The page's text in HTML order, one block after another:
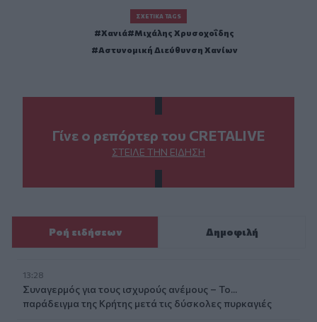
ΣΧΕΤΙΚΆ TAGS
Χανιά
Μιχάλης Χρυσοχοΐδης
Αστυνομική Διεύθυνση Χανίων
Γίνε ο ρεπόρτερ του CRETALIVE
ΣΤΕΊΛΕ ΤΗΝ ΕΊΔΗΣΗ
Ροή ειδήσεων Δημοφιλή
13:28
Συναγερμός για τους ισχυρούς ανέμους – Το...
παράδειγμα της Κρήτης μετά τις δύσκολες πυρκαγιές